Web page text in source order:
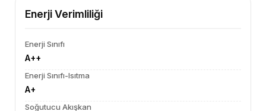
Enerji Verimliliği
Enerji Sınıfı
A++
Enerji Sınıfı-Isıtma
A+
Soğutucu Akışkan